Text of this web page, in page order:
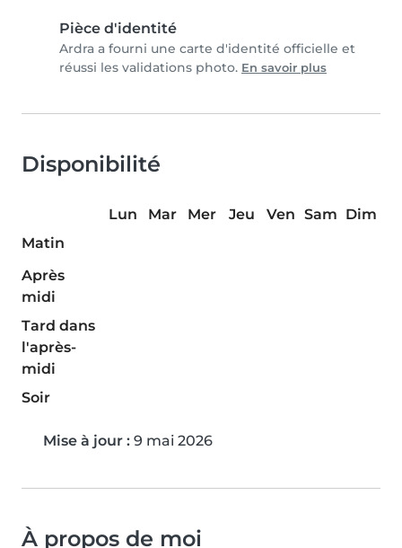
Pièce d'identité
Ardra a fourni une carte d'identité officielle et
réussi les validations photo. En savoir plus
Disponibilité
Lun Mar Mer Jeu Ven Sam Dim
Matin
Après
midi
Tard dans
l'après-
midi
Soir
Mise à jour : 9 mai 2026
À propos de moi